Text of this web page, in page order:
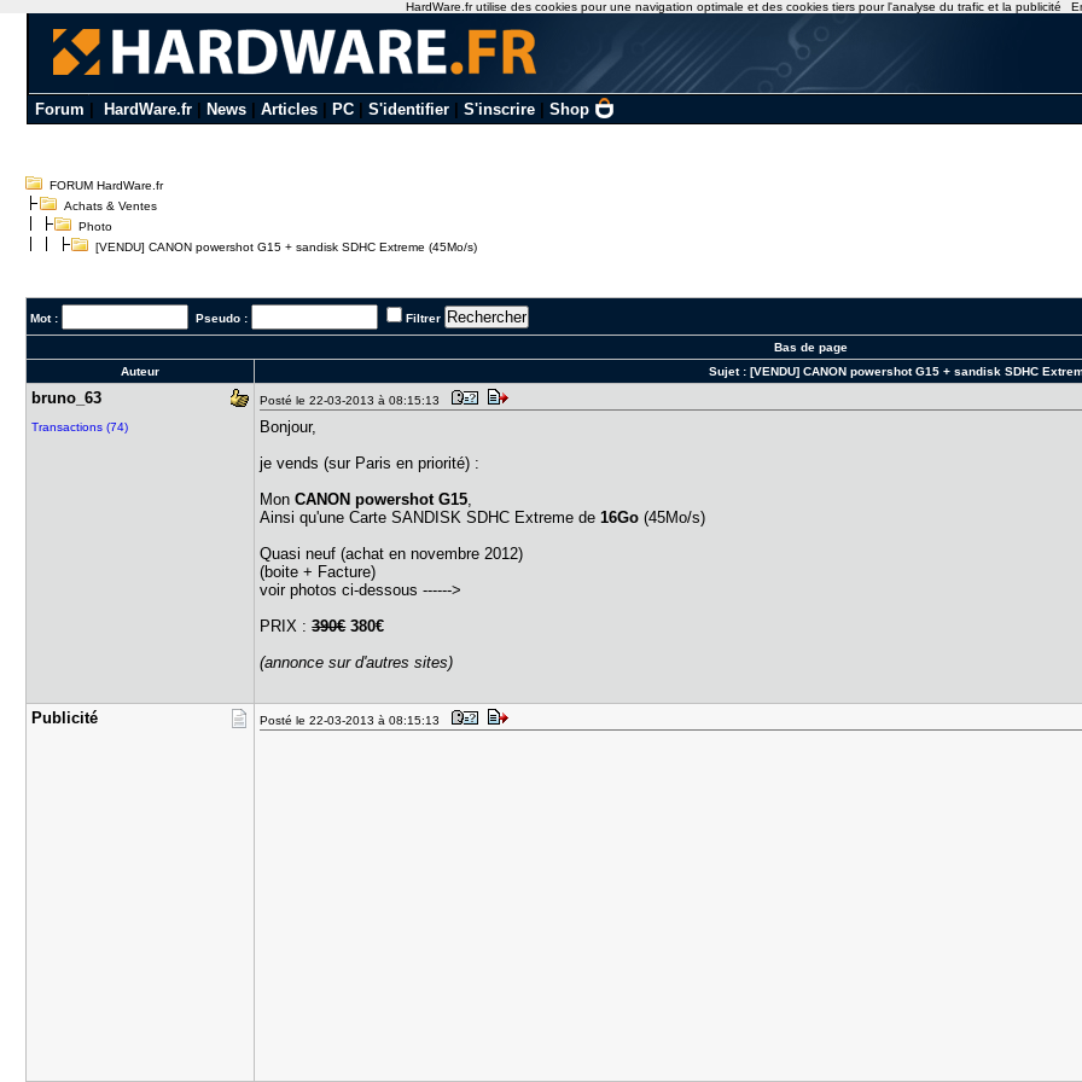
Forum HardWare.fr| News| Articles| PC| S'identifier| S'inscrire| Shop
FORUM HardWare.fr
Achats & Ventes
Photo
[VENDU] CANON powershot G15 + sandisk SDHC Extreme (45Mo/s)
Mot : Pseudo : Filtrer
Bas de page
Auteur
Sujet :[VENDU] CANON powershot G15 + sandisk SDHC
bruno_63
Transactions (74)
Posté le 22-03-2013 à 08:15:13
Bonjour,
je vends (sur Paris en priorité) :
MonCANON powershot G15,
Ainsi qu'une Carte SANDISK SDHC Extreme de16Go (45Mo/s)
Quasi neuf (achat en novembre 2012)
(boite + Facture)
voir photos ci-dessous ------>
PRIX :390€ 380€
(annonce sur d'autres sites)
Publicité Posté le 22-03-2013 à 08:15:13
HardWare.fr utilise des cookies pour une navigation optimale et des cookies tiers pour l'analyse du trafic et la publicité